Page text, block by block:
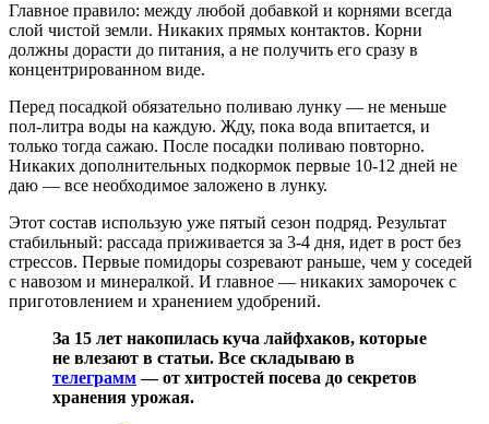
Главное правило: между любой добавкой и корнями всегда
слой чистой земли. Никаких прямых контактов. Корни
должны дорасти до питания, а не получить его сразу в
концентрированном виде.
Перед посадкой обязательно поливаю лунку — не меньше
пол-литра воды на каждую. Жду, пока вода впитается, и
только тогда сажаю. После посадки поливаю повторно.
Никаких дополнительных подкормок первые 10-12 дней не
даю — все необходимое заложено в лунку.
Этот состав использую уже пятый сезон подряд. Результат
стабильный: рассада приживается за 3-4 дня, идет в рост без
стрессов. Первые помидоры созревают раньше, чем у соседей
с навозом и минералкой. И главное — никаких заморочек с
приготовлением и хранением удобрений.
За 15 лет накопилась куча лайфхаков, которые
не влезают в статьи. Все складываю в
телеграмм— от хитростей посева до секретов
хранения урожая.